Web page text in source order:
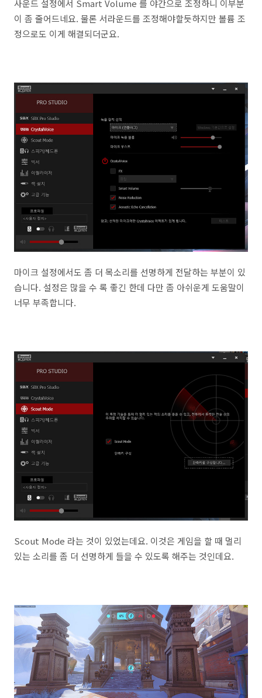
사운드 설정에서 Smart Volume 를 야간으로 조정하니 이부분
이 좀 줄어드네요. 물론 서라운드를 조정해야할듯하지만 볼륨 조
정으로도 이게 해결되더군요.
마이크 설정에서도 좀 더 목소리를 선명하게 전달하는 부분이 있
습니다. 설정은 많을 수 록 좋긴 한데 다만 좀 아쉬운게 도움말이
너무 부족합니다.
Scout Mode 라는 것이 있었는데요. 이것은 게임을 할 때 멀리
있는 소리를 좀 더 선명하게 들을 수 있도록 해주는 것인데요.